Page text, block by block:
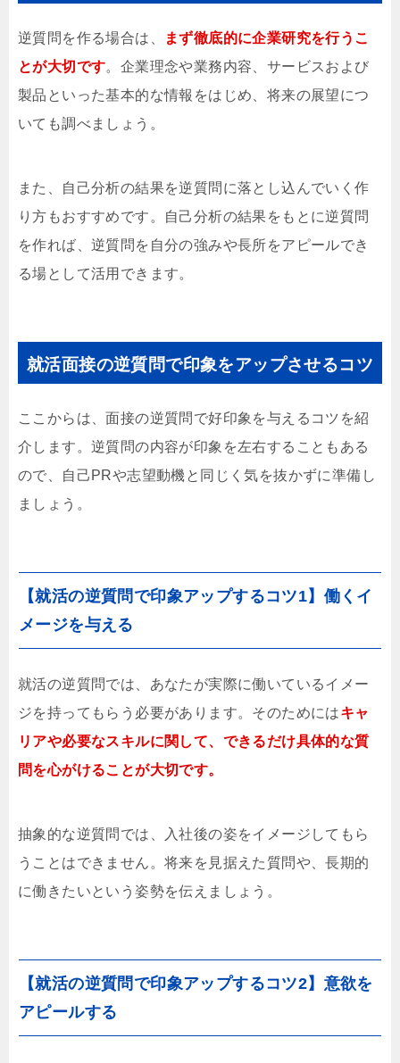
逆質問を作る場合は、
まず徹底的に企業研究を行うこ
とが大切です。企業理念や業務内容、サービスおよび
製品といった基本的な情報をはじめ、将来の展望につ
いても調べましょう。
また、自己分析の結果を逆質問に落とし込んでいく作
り方もおすすめです。自己分析の結果をもとに逆質問
を作れば、逆質問を自分の強みや長所をアピールでき
る場として活用できます。
就活面接の逆質問で印象をアップさせるコツ
ここからは、面接の逆質問で好印象を与えるコツを紹
介します。逆質問の内容が印象を左右することもある
ので、自己PRや志望動機と同じく気を抜かずに準備し
ましょう。
【就活の逆質問で印象アップするコツ1】働くイ
メージを与える
就活の逆質問では、あなたが実際に働いているイメー
ジを持ってもらう必要があります。そのためにはキャ
リアや必要なスキルに関して、できるだけ具体的な質
問を心がけることが大切です。
抽象的な逆質問では、入社後の姿をイメージしてもら
うことはできません。将来を見据えた質問や、長期的
に働きたいという姿勢を伝えましょう。
【就活の逆質問で印象アップするコツ2】意欲を
アピールする